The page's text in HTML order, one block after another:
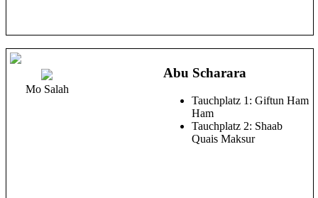
Mo Salah
Abu Scharara
Tauchplatz 1: Giftun Ham
Ham
Tauchplatz 2: Shaab
Quais Maksur